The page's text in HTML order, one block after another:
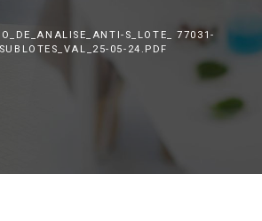
S_LOTE_ 77031-
05-24.PDF